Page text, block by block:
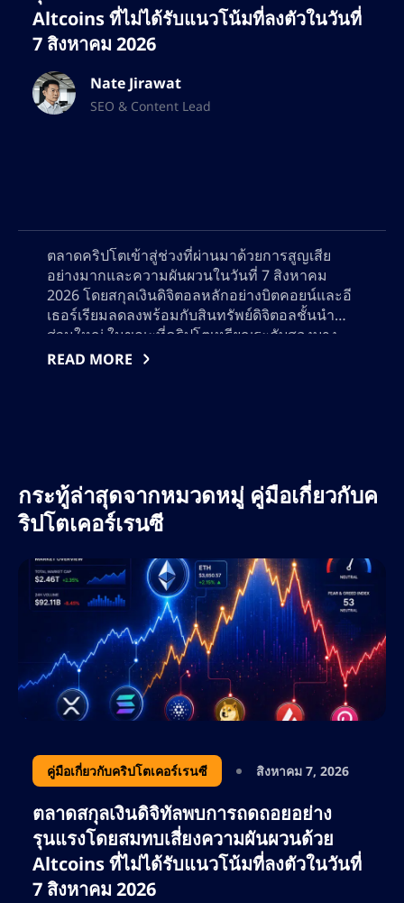
ออนไลน์ให้สูงสุด และดึงดูดกลุ่มลูกค้าที่ภักดีทั้ง
เทรดเดอร์และนักลงทุน
Altcoins ที่ไม่ได้รับแนวโน้มที่ลงตัวในวันที่
7 สิงหาคม 2026
Nate Jirawat
SEO & Content Lead
ตลาดคริปโตเข้าสู่ช่วงที่ผ่านมาด้วยการสูญเสีย
อย่างมากและความผันผวนในวันที่ 7 สิงหาคม
2026 โดยสกุลเงินดิจิตอลหลักอย่างบิตคอยน์และอี
เธอร์เรียมลดลงพร้อมกับสินทรัพย์ดิจิตอลชั้นนำ
ส่วนใหญ่ ในขณะที่คริปโตเหรียญระดับสองบาง
ส่วนแสดงความยืนยง การวิเคราะห์ละเอียดนี้
READ MORE
กระทู้ล่าสุดจากหมวดหมู่ คู่มือเกี่ยวกับค
ริปโตเคอร์เรนซี
คู่มือเกี่ยวกับคริปโตเคอร์เรนซี สิงหาคม 7, 2026
ตลาดสกุลเงินดิจิทัลพบการถดถอยอย่าง
รุนแรงโดยสมทบเสี่ยงความผันผวนด้วย
Altcoins ที่ไม่ได้รับแนวโน้มที่ลงตัวในวันที่
7 สิงหาคม 2026